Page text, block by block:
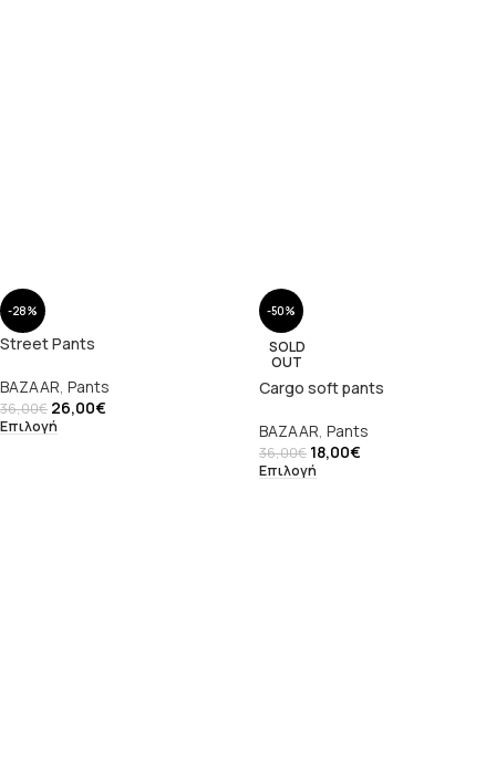
-28%
Street Pants
BAZAAR, Pants
36,00€ 26,00€
Επιλογή
-50%
SOLD
OUT
Cargo soft pants
BAZAAR, Pants
36,00€ 18,00€
Επιλογή